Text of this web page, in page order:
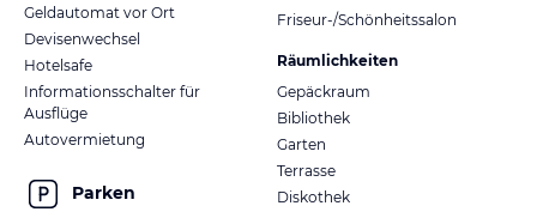
Geldautomat vor Ort
Devisenwechsel
Hotelsafe
Informationsschalter für
Ausflüge
Autovermietung
Parken
Friseur-/Schönheitssalon
Räumlichkeiten
Gepäckraum
Bibliothek
Garten
Terrasse
Diskothek